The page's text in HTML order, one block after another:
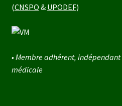
(CNSPO & UPODEF)
• Membre adhérent,
médicale